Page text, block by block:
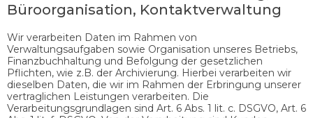
Büroorganisation, Kontaktverwaltung
Wir verarbeiten Daten im Rahmen von
Verwaltungsaufgaben sowie Organisation unseres Betriebs,
Finanzbuchhaltung und Befolgung der gesetzlichen
Pflichten, wie z.B. der Archivierung. Hierbei verarbeiten wir
dieselben Daten, die wir im Rahmen der Erbringung unserer
vertraglichen Leistungen verarbeiten. Die
Verarbeitungsgrundlagen sind Art. 6 Abs. 1 lit. c. DSGVO, Art. 6